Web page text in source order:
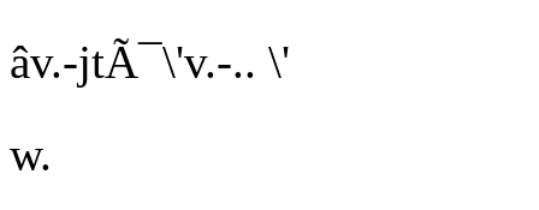
âv.-jtÃ¯\'v.-.. \'
w.